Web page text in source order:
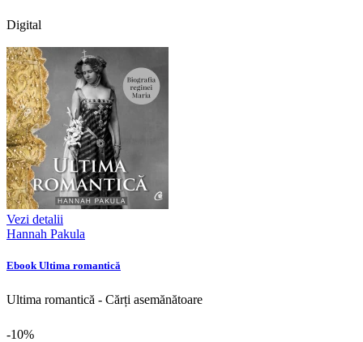
Digital
Vezi detalii
Hannah Pakula
Ebook Ultima romantică
Ultima romantică - Cărți asemănătoare
-10%